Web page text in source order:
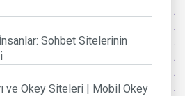
Sohbet Sitelerinin
ve Okey Siteleri | Mobil Okey